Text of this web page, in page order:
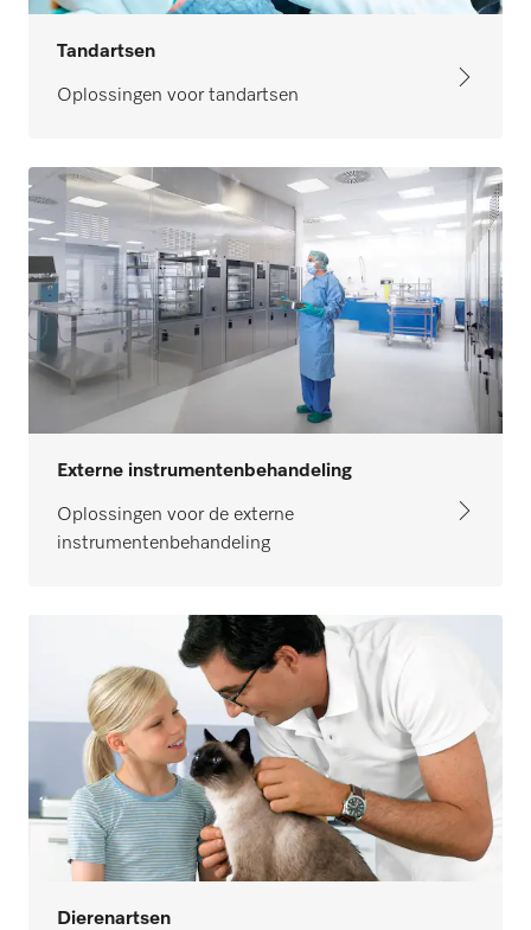
Tandartsen
Oplossingen voor tandartsen
Externe instrumentenbehandeling
Oplossingen voor de externe
instrumentenbehandeling
Dierenartsen